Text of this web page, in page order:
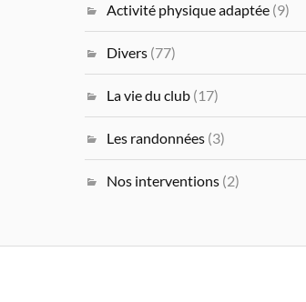
Activité physique adaptée (9)
Divers (77)
La vie du club (17)
Les randonnées (3)
Nos interventions (2)